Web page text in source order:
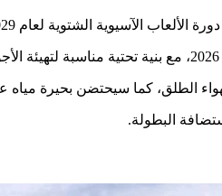
لعام 2029 في نيوم، والتي ستقام في "ترويجنا".
الطلق، كما سيحتضن بحيرة
البطولة.